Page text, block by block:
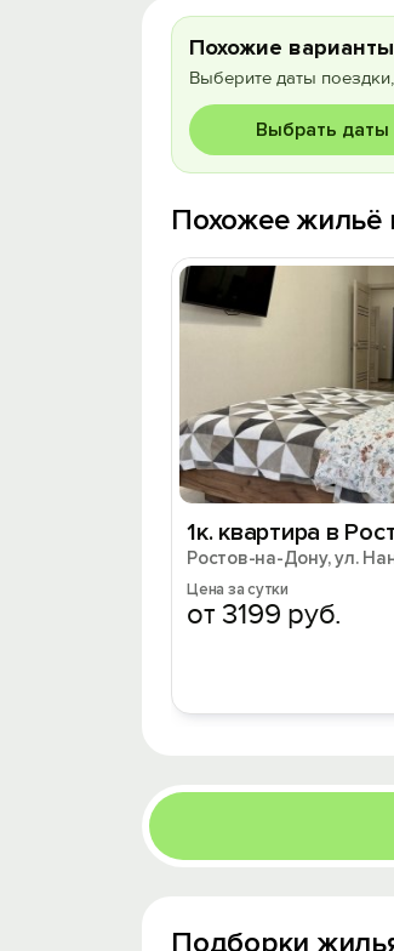
Похожие
Выберите даты
Выбрать даты
Похожее жильё
1к. квартира в
Ростов-на-Дону, ул.
Цена за сутки
от 3199 руб.
Подборки